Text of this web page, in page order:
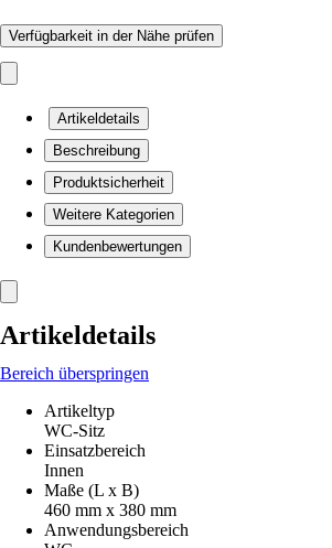
Verfügbarkeit in der Nähe prüfen
Artikeldetails
Beschreibung
Produktsicherheit
Weitere Kategorien
Kundenbewertungen
Artikeldetails
Bereich überspringen
Artikeltyp
WC-Sitz
Einsatzbereich
Innen
Maße (L x B)
460 mm x 380 mm
Anwendungsbereich